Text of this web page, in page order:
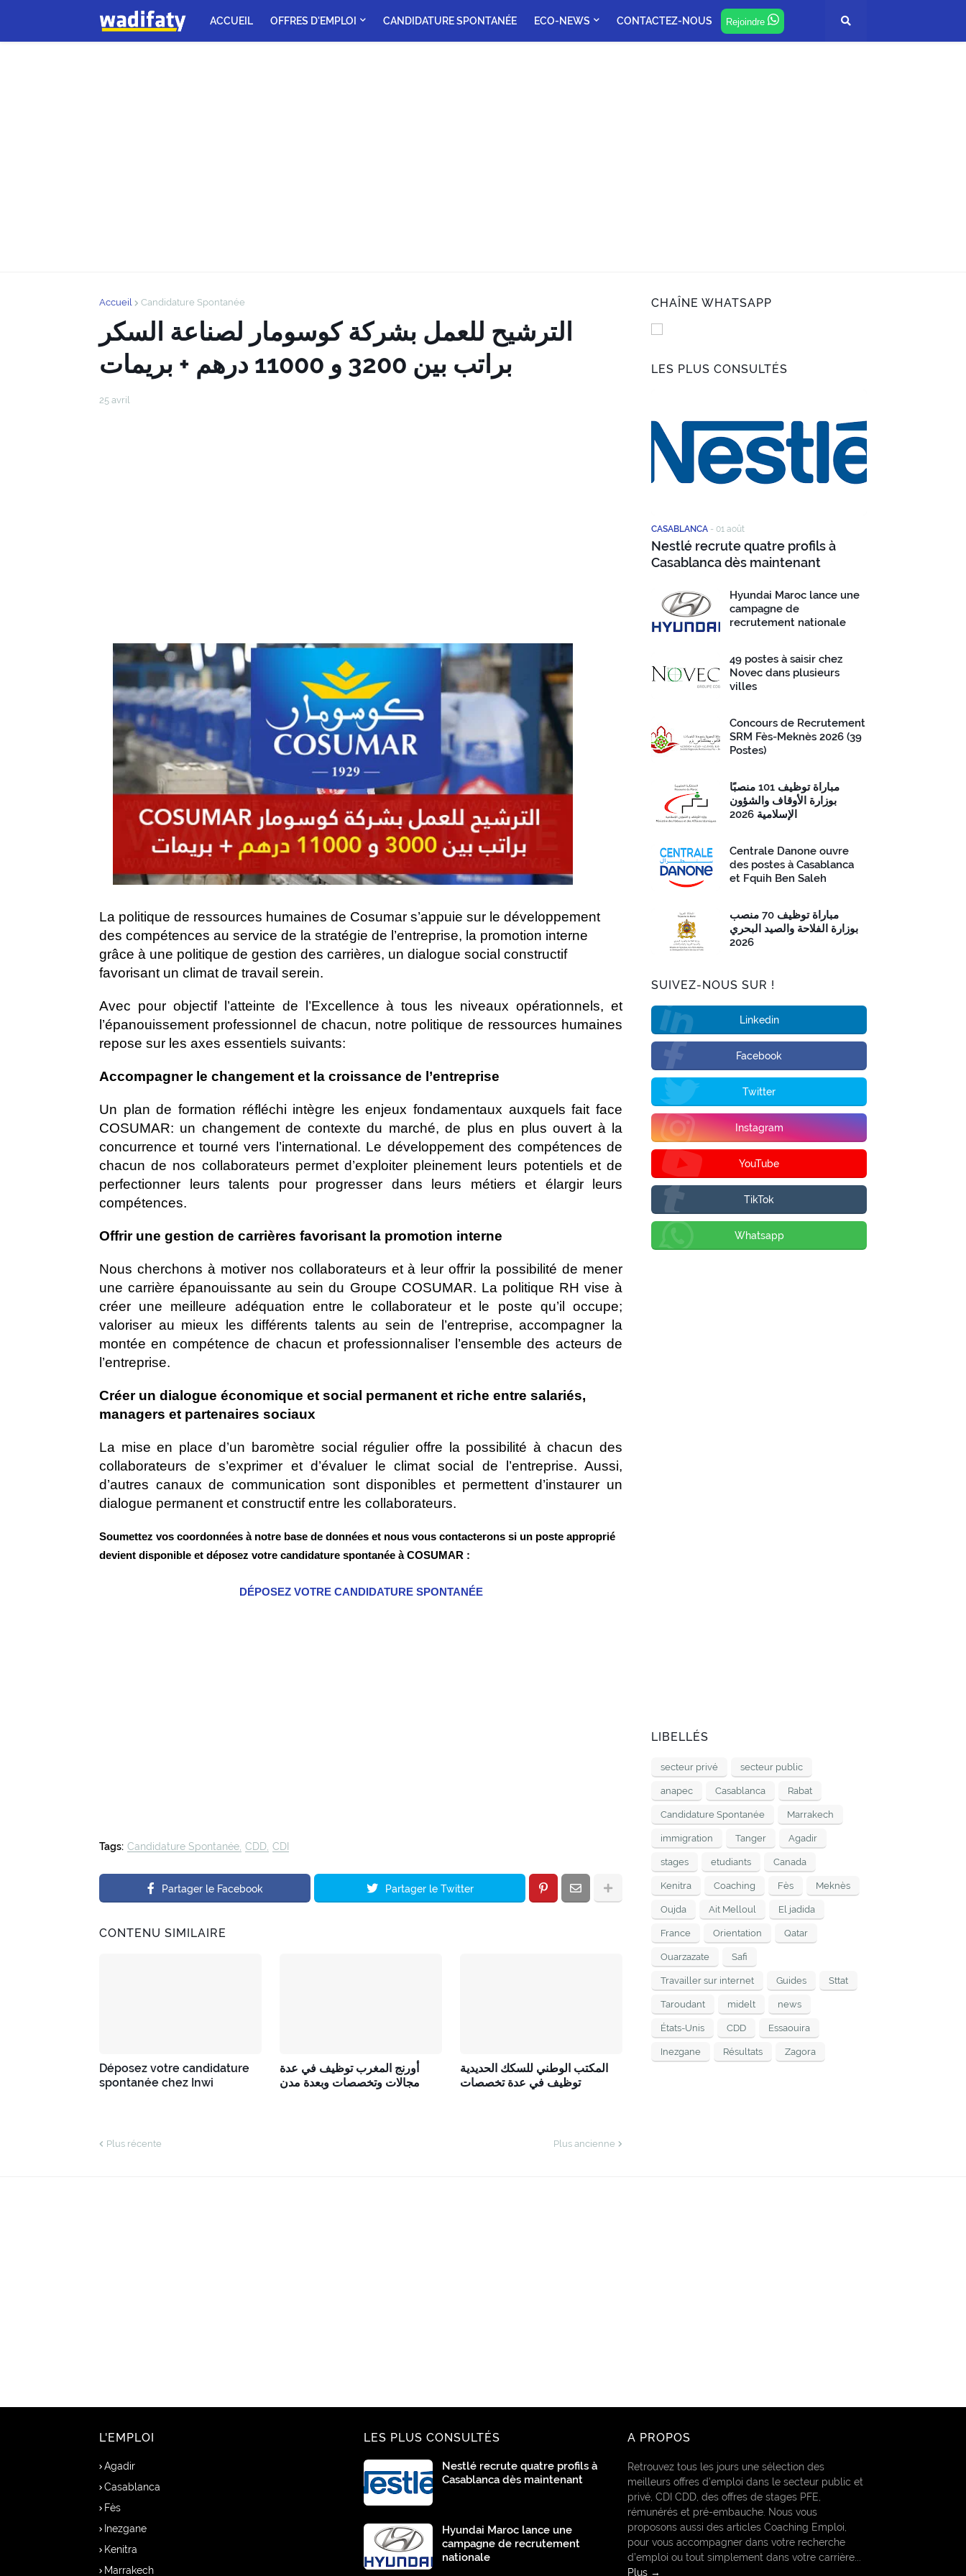
ACCUEIL OFFRES D'EMPLOI CANDIDATURE SPONTANÉE ECO-NEWS CONTACTEZ-NOUS Rejoindre
Accueil Candidature Spontanée
الترشيح للعمل بشركة كوسومار لصناعة السكر
براتب بين 3200 و 11000 درهم + بريمات
25 avril
La politique de ressources humaines de Cosumar s’appuie sur le développement
des compétences au service de la stratégie de l’entreprise, la promotion interne
grâce à une politique de gestion des carrières, un dialogue social constructif
favorisant un climat de travail serein.
Avec pour objectif l’atteinte de l’Excellence à tous les niveaux opérationnels, et
l’épanouissement professionnel de chacun, notre politique de ressources humaines
repose sur les axes essentiels suivants:
Accompagner le changement et la croissance de l’entreprise
Un plan de formation réfléchi intègre les enjeux fondamentaux auxquels fait face
COSUMAR: un changement de contexte du marché, de plus en plus ouvert à la
concurrence et tourné vers l’international. Le développement des compétences de
chacun de nos collaborateurs permet d’exploiter pleinement leurs potentiels et de
perfectionner leurs talents pour progresser dans leurs métiers et élargir leurs
compétences.
Offrir une gestion de carrières favorisant la promotion interne
Nous cherchons à motiver nos collaborateurs et à leur offrir la possibilité de mener
une carrière épanouissante au sein du Groupe COSUMAR. La politique RH vise à
créer une meilleure adéquation entre le collaborateur et le poste qu’il occupe;
valoriser au mieux les différents talents au sein de l’entreprise, accompagner la
montée en compétence de chacun et professionnaliser l’ensemble des acteurs de
l’entreprise.
Créer un dialogue économique et social permanent et riche entre salariés,
managers et partenaires sociaux
La mise en place d’un baromètre social régulier offre la possibilité à chacun des
collaborateurs de s’exprimer et d’évaluer le climat social de l’entreprise. Aussi,
d’autres canaux de communication sont disponibles et permettent d’instaurer un
dialogue permanent et constructif entre les collaborateurs.
Soumettez vos coordonnées à notre base de données et nous vous contacterons si un poste approprié
devient disponible et déposez votre candidature spontanée à COSUMAR :
DÉPOSEZ VOTRE CANDIDATURE SPONTANÉE
Tags: Candidature Spontanée CDD CDI
Partager le Facebook Partager le Twitter
CONTENU SIMILAIRE
Déposez votre candidature
spontanée chez Inwi
أورنج المغرب توظيف في عدة
مجالات وتخصصات وبعدة مدن
المكتب الوطني للسكك الحديدية
توظيف في عدة تخصصات
Plus récente Plus ancienne
CHAÎNE WHATSAPP
LES PLUS CONSULTÉS
CASABLANCA - 01 août
Nestlé recrute quatre profils à
Casablanca dès maintenant
Hyundai Maroc lance une
campagne de
recrutement nationale
49 postes à saisir chez
Novec dans plusieurs
villes
Concours de Recrutement
SRM Fès-Meknès 2026 (39
Postes)
مباراة توظيف 101 منصبًا
بوزارة الأوقاف والشؤون
الإسلامية 2026
Centrale Danone ouvre
des postes à Casablanca
et Fquih Ben Saleh
مباراة توظيف 70 منصب
بوزارة الفلاحة والصيد البحري
2026
SUIVEZ-NOUS SUR !
Linkedin
Facebook
Twitter
Instagram
YouTube
TikTok
Whatsapp
LIBELLÉS
secteur privé secteur public
anapec Casablanca Rabat
Candidature Spontanée Marrakech
immigration Tanger Agadir
stages etudiants Canada
Kenitra Coaching Fès Meknès
Oujda Ait Melloul El jadida
France Orientation Qatar
Ouarzazate Safi
Travailler sur internet Guides Sttat
Taroudant midelt news
États-Unis CDD Essaouira
Inezgane Résultats Zagora
L'EMPLOI
Agadir
Casablanca
Fès
Inezgane
Kenitra
Marrakech
LES PLUS CONSULTÉS
Nestlé recrute quatre profils à
Casablanca dès maintenant
Hyundai Maroc lance une
campagne de recrutement
nationale
A PROPOS
Retrouvez tous les jours une sélection des
meilleurs offres d’emploi dans le secteur public et
privé, CDI CDD, des offres de stages PFE,
rémunérés et pré-embauche. Nous vous
proposons aussi des articles Coaching Emploi,
pour vous accompagner dans votre recherche
d’emploi ou tout simplement dans votre carrière...
Plus →